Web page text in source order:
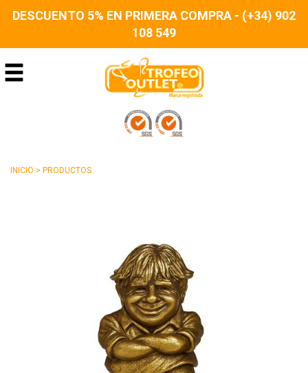
DESCUENTO 5% EN PRIMERA COMPRA - (+34) 902
108 549
INICIO > PRODUCTOS